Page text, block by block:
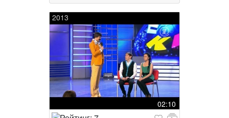
2013
02:10